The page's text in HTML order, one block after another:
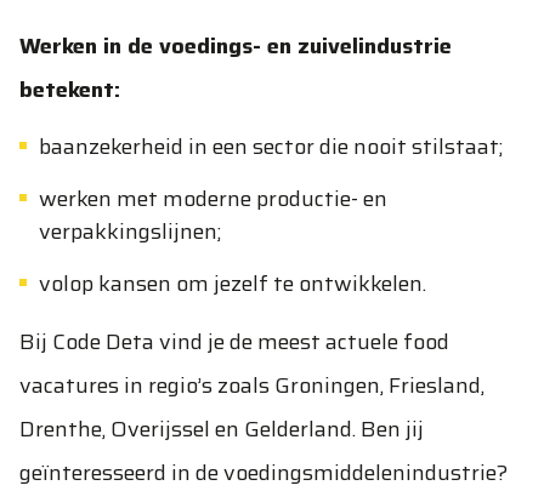
Werken in de voedings- en zuivelindustrie
betekent:
baanzekerheid in een sector die nooit stilstaat;
werken met moderne productie- en
verpakkingslijnen;
volop kansen om jezelf te ontwikkelen.
Bij Code Deta vind je de meest actuele food
vacatures in regio’s zoals Groningen, Friesland,
Drenthe, Overijssel en Gelderland. Ben jij
geïnteresseerd in de voedingsmiddelenindustrie?